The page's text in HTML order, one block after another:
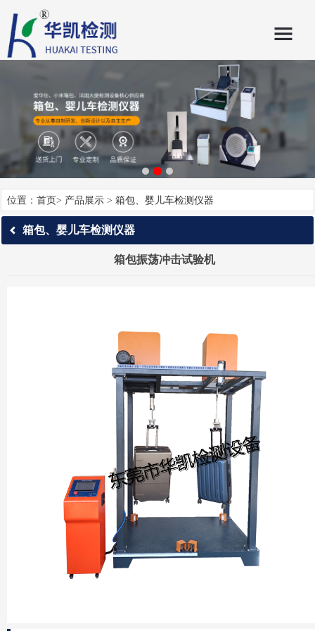
位置： 首页> 产品展示 > 箱包、婴儿车检测仪器
箱包、婴儿车检测仪器
箱包振荡冲击试验机